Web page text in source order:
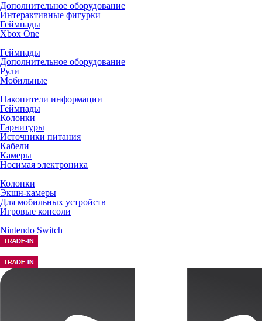
Дополнительное оборудование
Интерактивные фигурки
Геймпады
Xbox One
Геймпады
Дополнительное оборудование
Рули
Мобильные
Накопители информации
Геймпады
Колонки
Гарнитуры
Источники питания
Кабели
Камеры
Носимая электроника
Колонки
Экшн-камеры
Для мобильных устройств
Игровые консоли
Nintendo Switch